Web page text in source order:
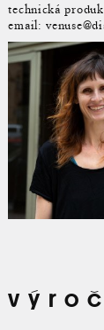
technická
email: